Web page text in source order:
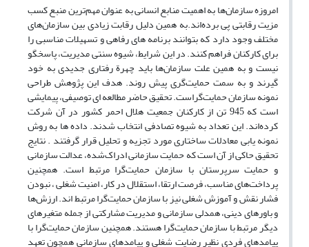
امروزه سازمان‌ها به اهمیت منابع انسانی به عنوان مهم‌ترین منبع کسب
مزیت رقابتی پی برده‌اند.به همین دلیل رقابت زیادی بین سازمان‌های
مختلف وجود دارد که بتوانند برنامه‌ های رفاهی و تسهیلات مناسبی را
برای کارکنان فراهم کنند. در این شرایط، شیوه سنتی مدیریت، پاسخگو
نیست و به همین علت سازمان‌ها باید چهرة رفتاری جدیدی به خود
گیرند و به سمت حمایت‌گری پیش روند. هدف این پژوهش طراحی
نمونه سازمان حمایت‌گراست. تحقیق حاضر مطالعه‌ ای توصیفی، پیمایشی
است که 945 تن از کارکنان جمعیت هلال احمر کشور در آن شرکت
کرده‌اند. این تعداد به شیوه تصادفی انتخاب شدند. داده‌ ها به روش
نمونه‌ یابی معادلات ساختاری مورد تجزیه‌ و تحلیل قرار گرفتند . نتایج
تحقیق حاکی از آن است که حمایت سازمانی ادراک‌شده، عدالت سازمانی
و حمایت سرپرستان با سازمان حمایت‌گرا مرتبط است. همچنین
پرداخت‌های مناسب، فرصت ارتقا، استقلال در کار، امنیت شغلی ، نبودن
فشار نقش و آموزش شغلی نیز با سازمان حمایت‌گرا مرتبط‌ اند. ارزش‌ها
و باورهای دینی، همدلی‌ سازمانی و مدیریت مشارکتی از جمله متغیرهای
دیگر مرتبط با سازمان حمایت‌گرا هستند. همچنین سازمان حمایت‌گرا با
پیامدهای فردی نظیر رضایت شغلی و پیامدهای سازمانی همچون تعهد